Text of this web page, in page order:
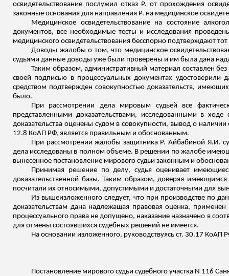
освидетельствование послужил отказ Р. от прохождения
законные основания для направления Р. на медицинское
Медицинское освидетельствование на состояние
документов, все необходимые тесты и исследования
медицинского освидетельствования бесспорно подтверждают тот
Доводы жалобы о том, что медицинское
судьями данные доводы уже были проверены и им была дана
Таким образом, административный материал составлен
своей подписью в процессуальных документах
средством подтвержден совокупностью доказательств,
было.
При рассмотрении дела мировым судьей все
представленными доказательствами, исследованными в
доказательства оценены судом в совокупности, вывод о
12.8 КоАП РФ, является правильным и обоснованным.
При рассмотрении жалобы защитника Р.Айбабиной Я.И.
дела исследованы в полном объеме. В решении по жалобе
вынесенное постановление мирового судьи законным и
Принимая решение по делу, судья оценивает
доказательственной базы. Таким образом, доверяя
посчитали их относимыми, допустимыми и достаточными для
Из вышеизложенного следует, что при производстве по
доказательствам дана надлежащая правовая оценка,
процессуального права не допущено, наказание назначено в
для отмены состоявшихся судебных решений не имеется.
На основании изложенного, руководствуясь ст. 30.17 КоАП
Постановление мирового судьи судебного участка N 116